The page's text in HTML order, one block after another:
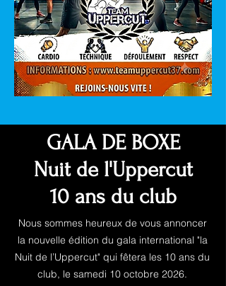
GALA DE BOXE
Nuit de l'Uppercut
10 ans du club
Nous sommes heureux de vous annoncer
la nouvelle édition du gala international "la
Nuit de l’Uppercut" qui fêtera les 10 ans du
club, le samedi 10 octobre 2026.